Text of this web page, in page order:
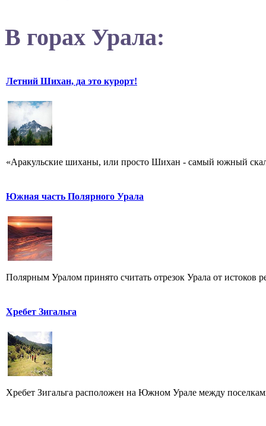
В горах Урала:
Летний Шихан, да это курорт!
«Аракульские шиханы, или просто Шихан - самый южный
Южная часть Полярного Урала
Полярным Уралом принято считать отрезок Урала от истоков
Хребет Зигальга
Хребет Зигальга расположен на Южном Урале между